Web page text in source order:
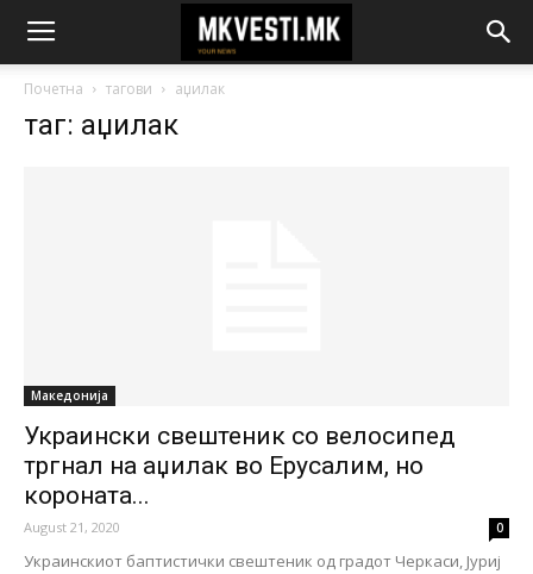
Почетна тагови аџилак
таг: аџилак
Македонија
Украински свештеник со велосипед
тргнал на аџилак во Ерусалим, но
короната...
August 21, 2020 0
Украинскиот баптистички свештеник од градот Черкаси, Јуриј